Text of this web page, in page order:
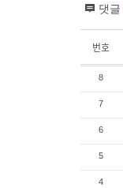
댓글
번호
8
7
6
5
4